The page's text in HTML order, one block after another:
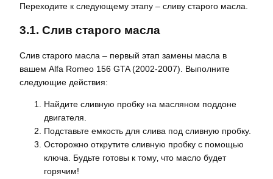
Переходите к следующему этапу – сливу старого масла.
3.1. Слив старого масла
Слив старого масла – первый этап замены масла в
вашем Alfa Romeo 156 GTA (2002-2007). Выполните
следующие действия:
Найдите сливную пробку на масляном поддоне
двигателя.
Подставьте емкость для слива под сливную пробку.
Осторожно открутите сливную пробку с помощью
ключа. Будьте готовы к тому‚ что масло будет
горячим!